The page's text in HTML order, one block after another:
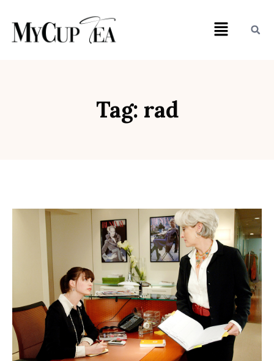
Tag: rad